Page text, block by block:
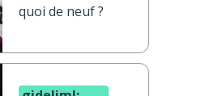
quoi de neuf ?